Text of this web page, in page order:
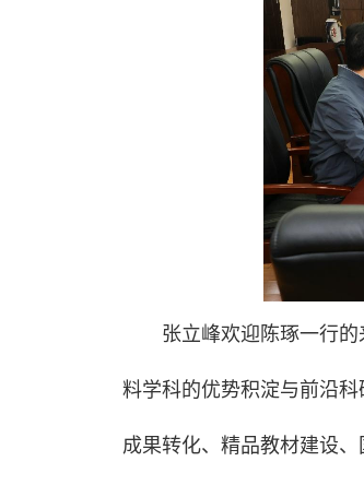
张立峰欢迎陈琢一行
料学科的优势积淀与前沿
成果转化、精品教材建设